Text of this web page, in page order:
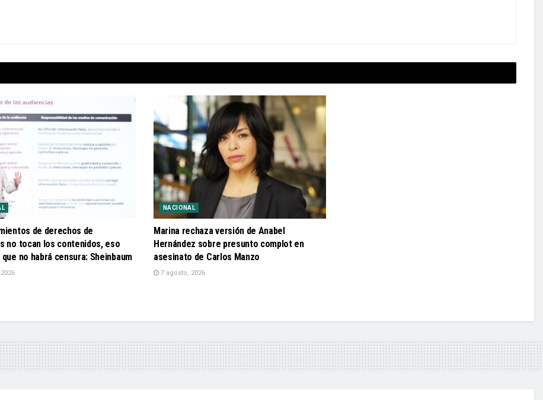
de derechos de
no tocan los contenidos, eso
no habrá censura: Sheinbaum
NACIONAL
Marina rechaza versión de Anabel
Hernández sobre presunto complot en
asesinato de Carlos Manzo
7 agosto, 2026